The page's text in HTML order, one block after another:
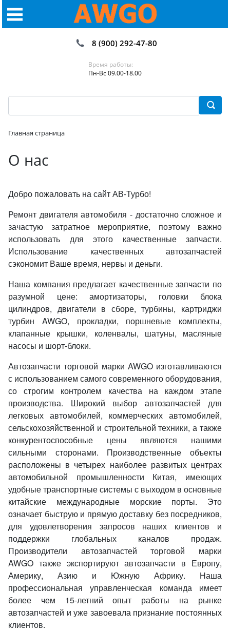
8 (900) 292-47-80
Время работы:
Пн-Вс 09.00-18.00
Главная страница
О нас
Добро пожаловать на сайт АВ-Турбо!
Ремонт двигателя автомобиля - достаточно сложное и
зачастую затратное мероприятие, поэтому важно
использовать для этого качественные запчасти.
Использование качественных автозапчастей
сэкономит Ваше время, нервы и деньги.
Наша компания предлагает качественные запчасти по
разумной цене: амортизаторы, головки блока
цилиндров, двигатели в сборе, турбины, картриджи
турбин AWGO, прокладки, поршневые комплекты,
клапанные крышки, коленвалы, шатуны, масляные
насосы и шорт-блоки.
Автозапчасти торговой марки AWGO изготавливаются
с использованием самого современного оборудования,
со строгим контролем качества на каждом этапе
производства. Широкий выбор автозапчастей для
легковых автомобилей, коммерческих автомобилей,
сельскохозяйственной и строительной техники, а также
конкурентоспособные цены являются нашими
сильными сторонами. Производственные объекты
расположены в четырех наиболее развитых центрах
автомобильной промышленности Китая, имеющих
удобные транспортные системы с выходом в основные
китайские международные морские порты. Это
означает быструю и прямую доставку без посредников,
для удовлетворения запросов наших клиентов и
поддержки глобальных каналов продаж.
Производители автозапчастей торговой марки
AWGO также экспортируют автозапчасти в Европу,
Америку, Азию и Южную Африку. Наша
профессиональная управленческая команда имеет
более чем 15-летний опыт работы на рынке
автозапчастей и уже завоевала признание постоянных
клиентов.